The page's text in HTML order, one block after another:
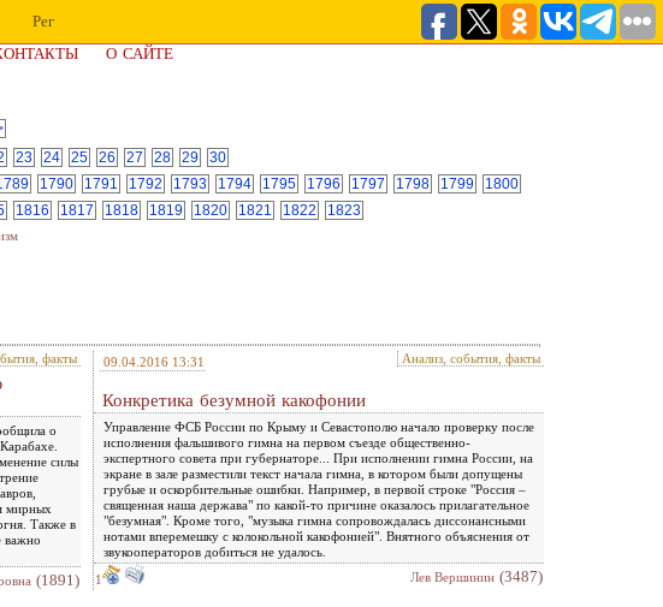
Рег
О САЙТЕ
23 24 25 26 27 28 29
30
1790 1791 1792 1793 1794 1795 1796 1797 1798 1799
1800
1816 1817 1818 1819 1820 1821 1822 1823
факты
о
силы
мирных
Также в
важно
(1891)
09.04.2016 13:31 Анализ, события, факты
Конкретика безумной какофонии
Управление ФСБ России по Крыму и Севастополю начало проверку после
исполнения фальшивого гимна на первом съезде общественно-
экспертного совета при губернаторе... При исполнении гимна России, на
экране в зале разместили текст начала гимна, в котором были допущены
грубые и оскорбительные ошибки. Например, в первой строке "Россия –
священная наша держава" по какой-то причине оказалось прилагательное
"безумная". Кроме того, "музыка гимна сопровождалась диссонансными
нотами вперемешку с колокольной какофонией". Внятного объяснения от
звукооператоров добиться не удалось.
1
Лев Вершинин (3487)